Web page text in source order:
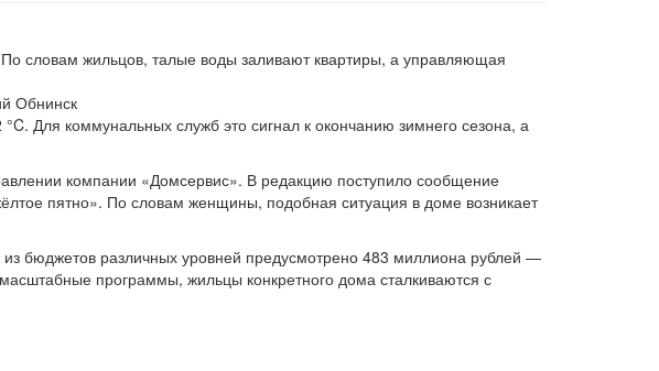
словам жильцов, талые воды заливают квартиры, а управляющая
Для коммунальных служб это сигнал к окончанию зимнего сезона, а
компании «Домсервис». В редакцию поступило сообщение
пятно». По словам женщины, подобная ситуация в доме возникает
бюджетов различных уровней предусмотрено 483 миллиона рублей —
программы, жильцы конкретного дома сталкиваются с